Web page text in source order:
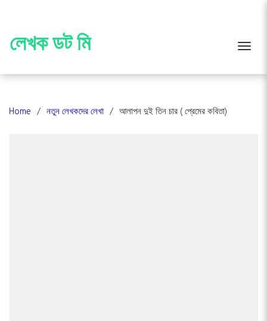
content
লেখক ডট মি
Home নতুন লেখকদের লেখা আলাপন দুই তিন চার ( প্রেমের কবিতা)